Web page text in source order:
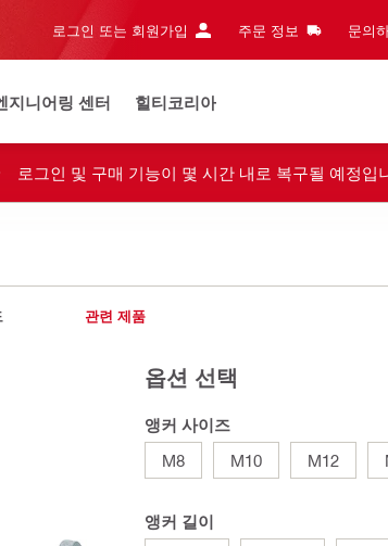
로그인 또는 회원가입 주문 정보 문의
지니어링 센터 힐티코리아
로그인 및 구매 기능이 몇 시간 내로 복구될 예정입
관련 제품
옵션 선택
앵커 사이즈
M8
M10 M12
앵커 길이